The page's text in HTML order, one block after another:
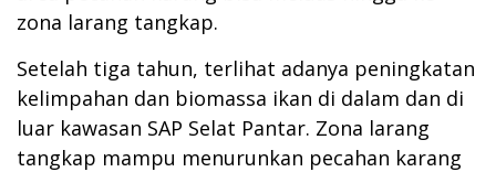
zona larang tangkap.
Setelah tiga tahun, terlihat adanya peningkatan
kelimpahan dan biomassa ikan di dalam dan di
luar kawasan SAP Selat Pantar. Zona larang
tangkap mampu menurunkan pecahan karang